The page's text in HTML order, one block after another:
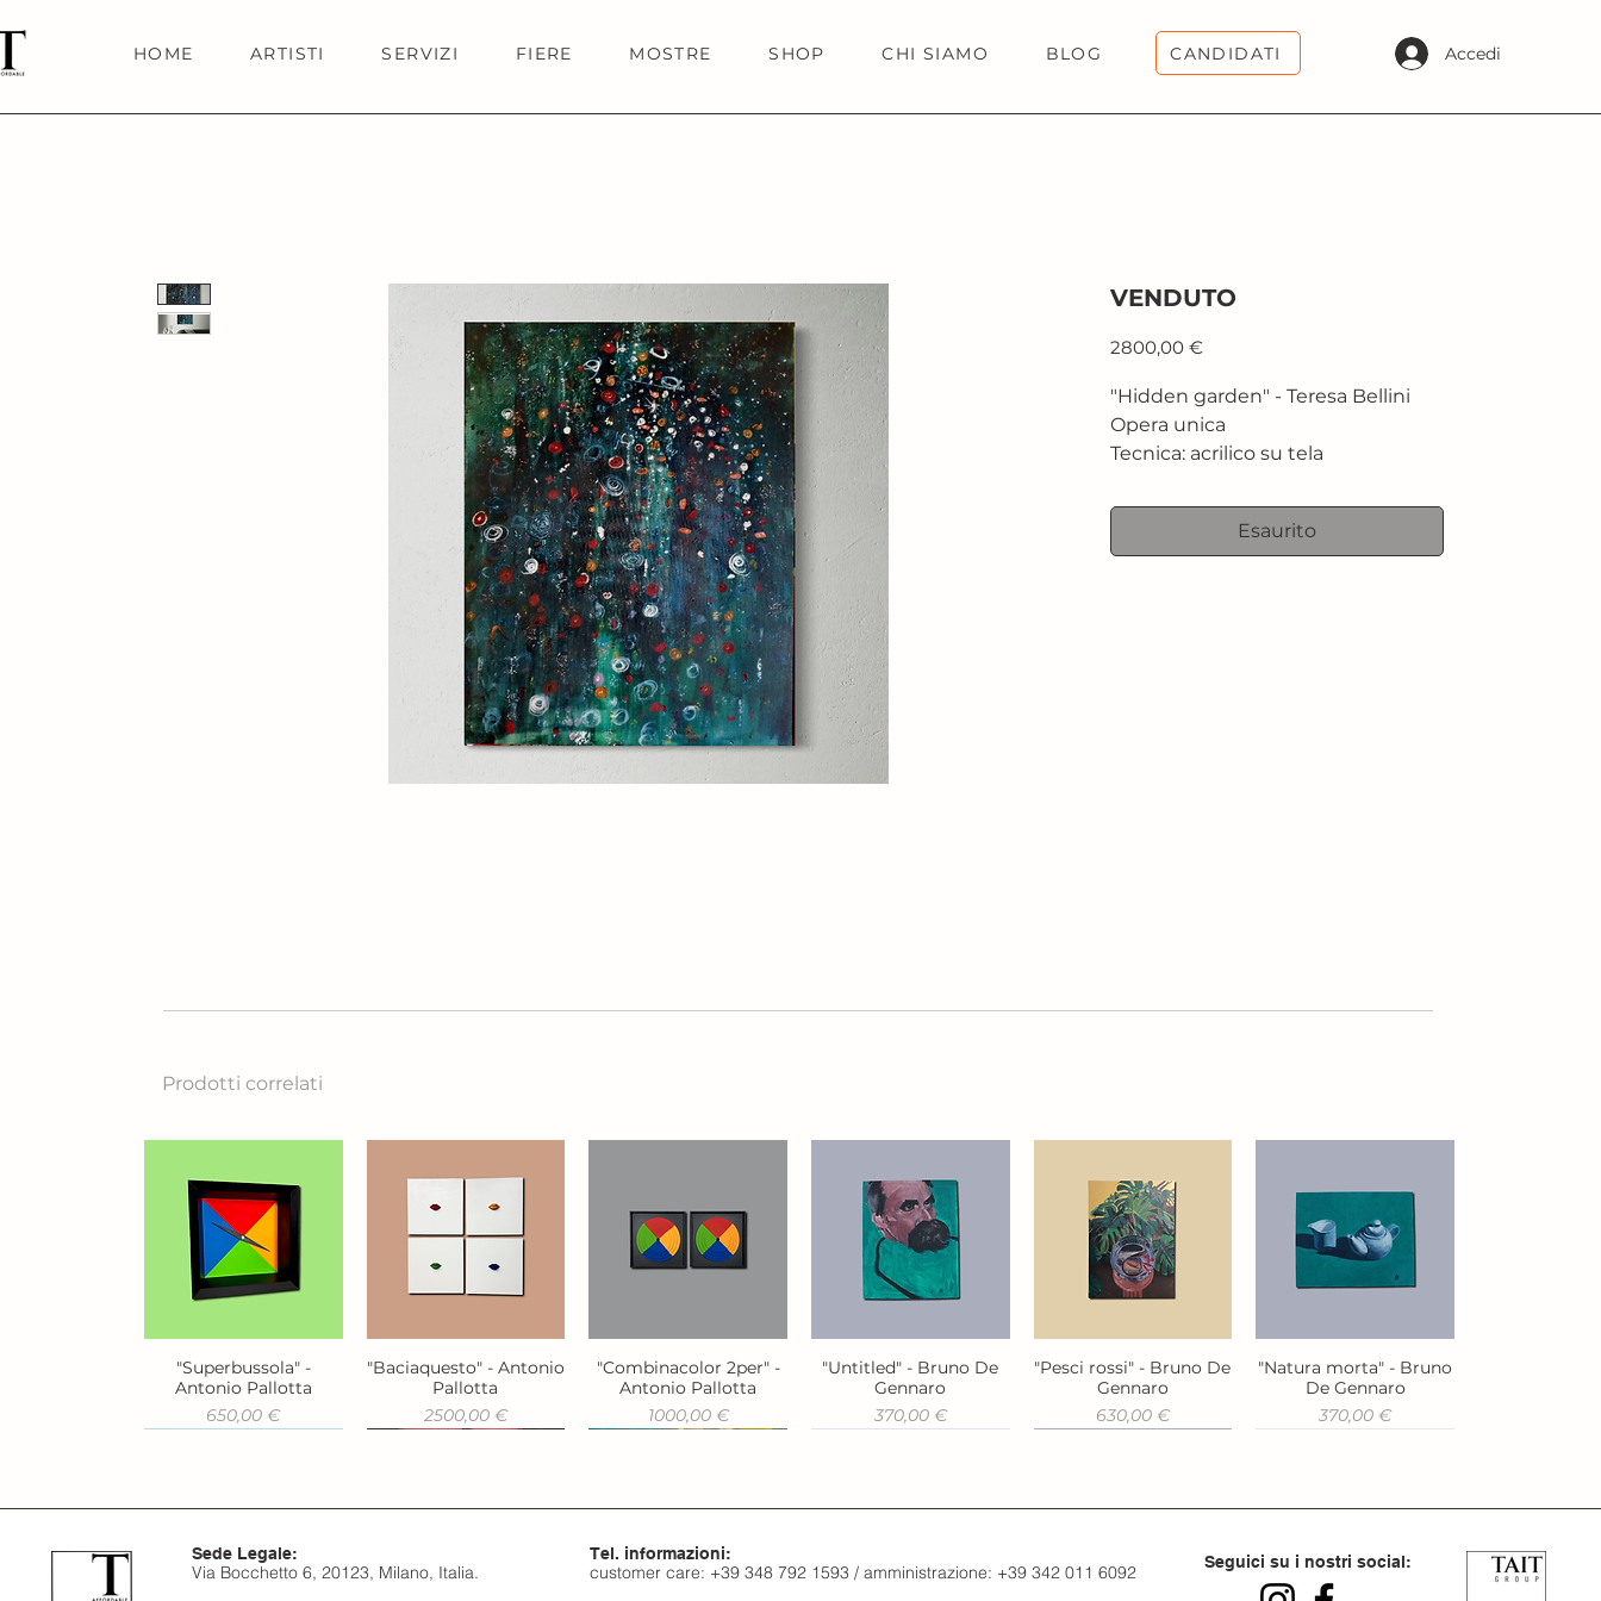
HOME ARTISTI SERVIZI FIERE MOSTRE SHOP CHI SIAMO BLOG Accedi
CANDIDATI
VENDUTO
2800,00 €Prezzo
"Hidden garden" - Teresa Bellini
Opera unica
Tecnica: acrilico su tela
Esaurito
Prodotti correlati
Vista rapida
"Superbussola" -
Antonio Pallotta
Prezzo
650,00 €
Vista rapida
"Baciaquesto" - Antonio
Pallotta
Prezzo
2500,00 €
Vista rapida
"Combinacolor 2per" -
Antonio Pallotta
Prezzo
1000,00 €
Vista rapida
"Untitled" - Bruno De
Gennaro
Prezzo
370,00 €
Vista rapida
"Pesci rossi" - Bruno De
Gennaro
Prezzo
630,00 €
Vista rapida
"Natura morta" - Bruno
De Gennaro
Prezzo
370,00 €
Sede Legale:
Via Bocchetto 6, 20123, Milano, Italia.
Tel. informazioni:
customer care: +39 348 792 1593 / amministrazione: +39 342 011 6092 Seguici su i nostri social: